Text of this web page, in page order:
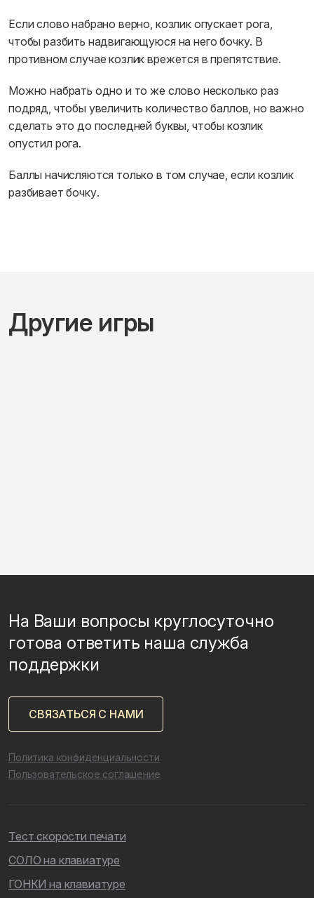
Если слово набрано верно, козлик опускает рога,
чтобы разбить надвигающуюся на него бочку. В
противном случае козлик врежется в препятствие.
Можно набрать одно и то же слово несколько раз
подряд, чтобы увеличить количество баллов, но важно
сделать это до последней буквы, чтобы козлик
опустил рога.
Баллы начисляются только в том случае, если козлик
разбивает бочку.
Другие игры
На Ваши вопросы круглосуточно
готова ответить наша служба
поддержки
СВЯЗАТЬСЯ С НАМИ
Политика конфиденциальности
Пользовательское соглашение
Тест скорости печати
СОЛО на клавиатуре
ГОНКИ на клавиатуре